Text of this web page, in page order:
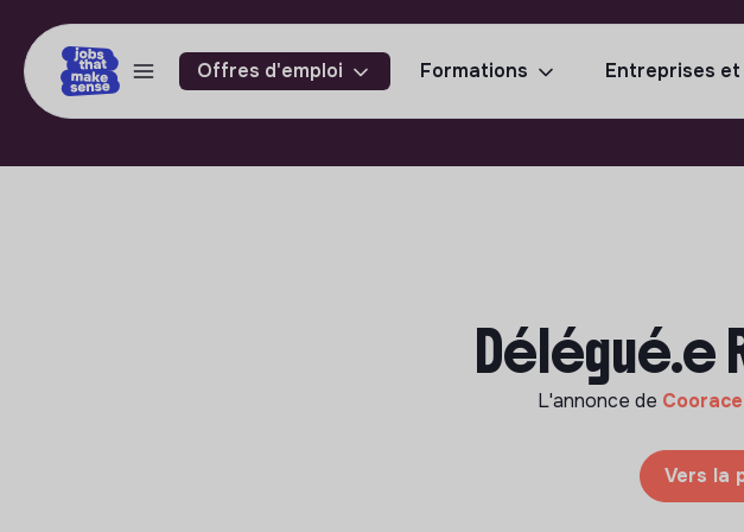
Offres d'emploi Formations Entreprises et
Délégué.e
L'annonce de
Vers la